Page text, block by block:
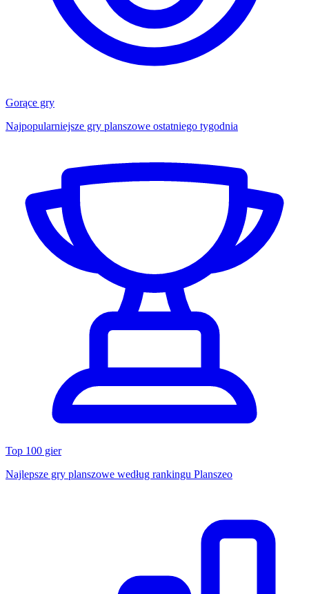
Gorące gry
Najpopularniejsze gry planszowe ostatniego tygodnia
Top 100 gier
Najlepsze gry planszowe według rankingu Planszeo